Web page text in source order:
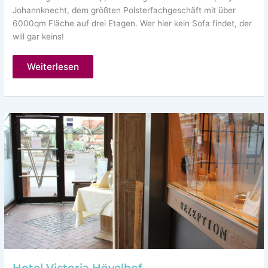
Johannknecht, dem größten Polsterfachgeschäft mit über
6000qm Fläche auf drei Etagen. Wer hier kein Sofa findet, der
will gar keins!
Sofa
Weiterlesen